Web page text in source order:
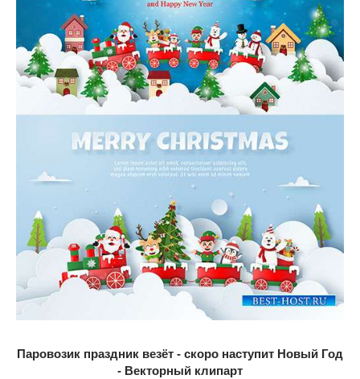
Паровозик праздник везёт - скоро наступит Новый Год
- Векторный клипарт